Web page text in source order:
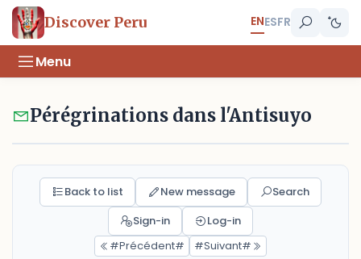
Discover Peru ENESFR
Menu
Pérégrinations dans l'Antisuyo
Back to list New message
Search
Sign-in
Log-in
#Précédent#
#Suivant#